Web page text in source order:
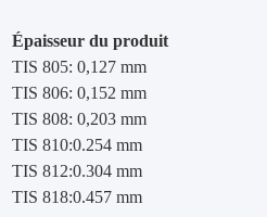
Épaisseur du produit
TIS 805: 0,127 mm
TIS 806: 0,152 mm
TIS 808: 0,203 mm
TIS 810:0.254 mm
TIS 812:0.304 mm
TIS 818:0.457 mm